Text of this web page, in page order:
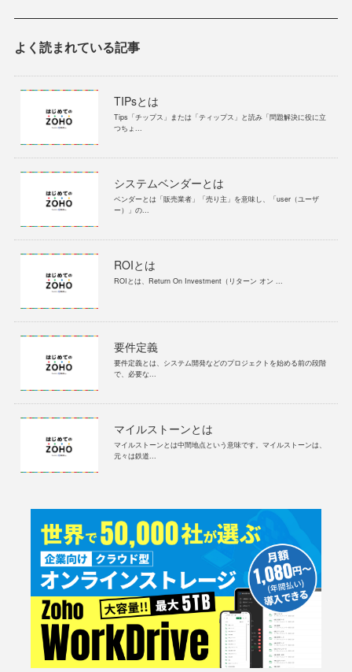
よく読まれている記事
TIPsとは
Tips「チップス」または「ティップス」と読み「問題解決に役に立
つちょ...
システムベンダーとは
ベンダーとは「販売業者」「売り主」を意味し、「user（ユーザ
ー）」の...
ROIとは
ROIとは、Return On Investment（リターン オン ...
要件定義
要件定義とは、システム開発などのプロジェクトを始める前の段階
で、必要な...
マイルストーンとは
マイルストーンとは中間地点という意味です。マイルストーンは、
元々は鉄道...